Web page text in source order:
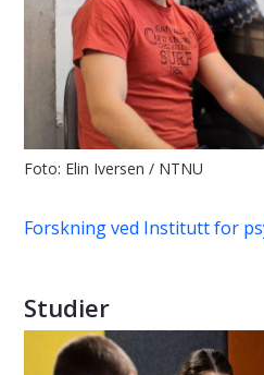
Foto: Elin Iversen / NTNU
Forskning ved Institutt for
Studier